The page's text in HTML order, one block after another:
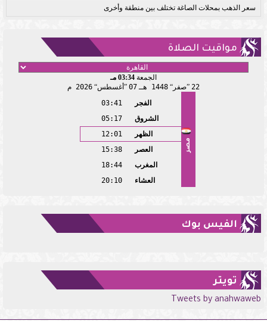
سعر الذهب بمحلات الصاغة تختلف بين منطقة وأخرى
مواقيت الصلاة
الجمعة 03:34 مـ
22 صفر 1448 هـ 07 أغسطس 2026 م
مصر
الفجر
03:41
الشروق
05:17
الظهر
12:01
العصر
15:38
المغرب
18:44
العشاء
20:10
الفيس بوك
تويتر
Tweets by anahwaweb